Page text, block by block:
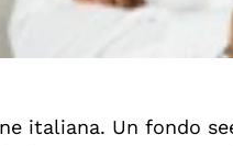
italiana. Un fondo